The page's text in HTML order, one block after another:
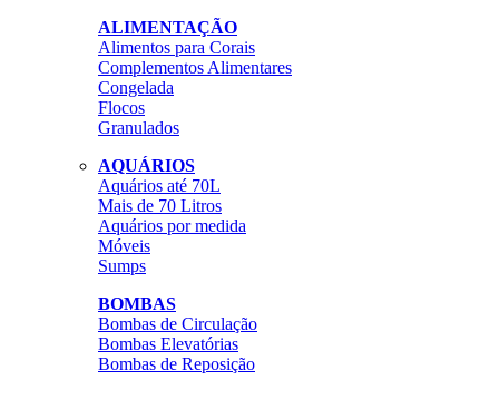
ALIMENTAÇÃO
Alimentos para Corais
Complementos Alimentares
Congelada
Flocos
Granulados
AQUÁRIOS
Aquários até 70L
Mais de 70 Litros
Aquários por medida
Móveis
Sumps
BOMBAS
Bombas de Circulação
Bombas Elevatórias
Bombas de Reposição